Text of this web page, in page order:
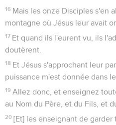
16 Mais les onze Disciples s'en
montagne où Jésus leur avait
17 Et quand ils l'eurent vu, ils
doutèrent.
18 Et Jésus s'approchant leur
puissance m'est donnée dans
19 Allez donc, et enseignez
au Nom du Père, et du Fils, et
20 [Et] les enseignant de